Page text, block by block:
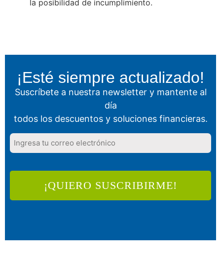
la posibilidad de incumplimiento.
¡Esté siempre actualizado!
Suscríbete a nuestra newsletter y mantente al
día
todos los descuentos y soluciones financieras.